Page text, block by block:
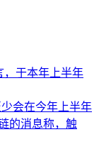
，于本年上半年
会在今年上半年
的消息称，触